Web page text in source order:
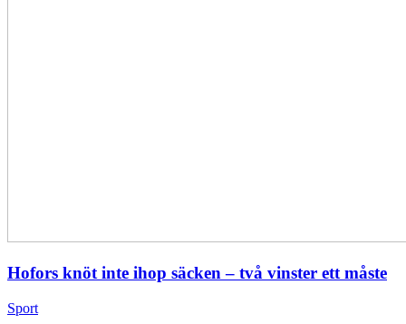
Hofors knöt inte ihop säcken – två vinster ett måste
Sport